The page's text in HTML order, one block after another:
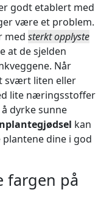
godt etablert med
være et problem.
med sterkt opplyste
at de sjelden
Når
svært liten eller
lite næringsstoffer
dyrke sunne
kan
dine i god
fargen på